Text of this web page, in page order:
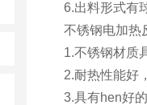
6.出料形式有
不锈钢电加热
1.不锈钢材质
2.耐热性能好
3.具有hen好